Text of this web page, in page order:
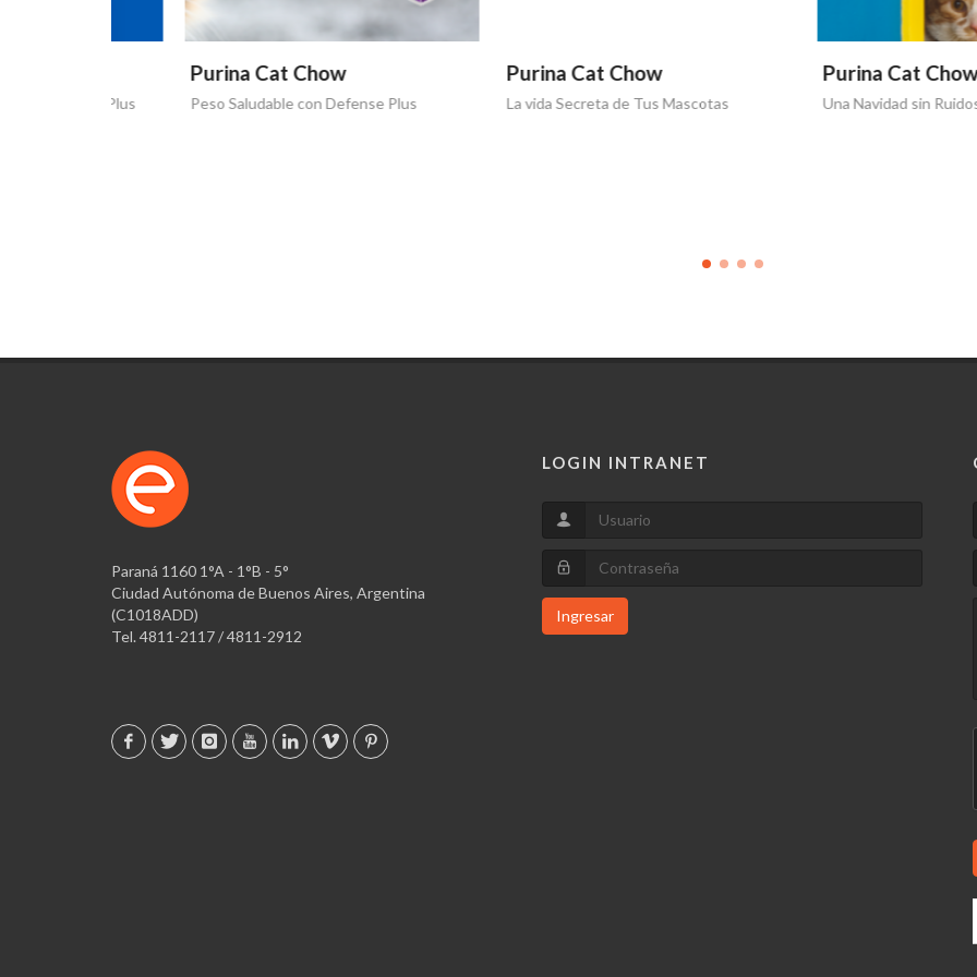
Purina Cat Chow
Peso Saludable con Defense Plus
Purina Cat Chow
La vida Secreta de Tus Mascotas
Purina Cat Chow
Una Navidad sin Ruidos
Paraná 1160 1°A - 1°B - 5°
Ciudad Autónoma de Buenos Aires, Argentina
(C1018ADD)
Tel. 4811-2117 / 4811-2912
LOGIN INTRANET
Ingresar